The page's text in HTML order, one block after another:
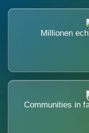
Millionen
Communities in